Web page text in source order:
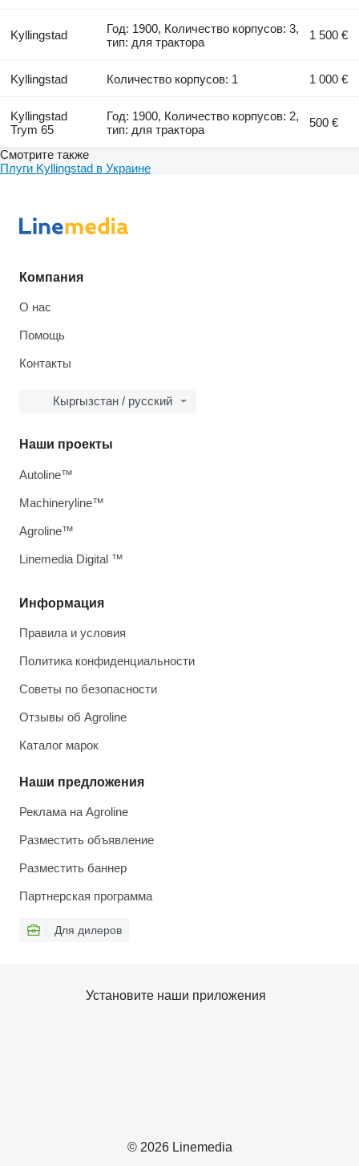
Kyllingstad
Год: 1900, Количество корпусов: 3,
тип: для трактора
1 500 €
Kyllingstad Количество корпусов: 1 1 000 €
Kyllingstad
Trym 65
Год: 1900, Количество корпусов: 2,
тип: для трактора
500 €
Смотрите также
Плуги Kyllingstad в Украине
Компания
О нас
Помощь
Контакты
Кыргызстан / русский
Информация
Правила и условия
Политика конфиденциальности
Советы по безопасности
Отзывы об Agroline
Каталог марок
Наши предложения
Реклама на Agroline
Разместить объявление
Разместить баннер
Партнерская программа
Для дилеров
Наши проекты
Autoline™
Machineryline™
Agroline™
Linemedia Digital ™
© 2026 Linemedia
Установите наши приложения